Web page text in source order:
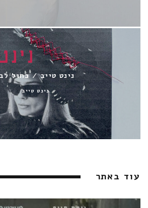
נינט טייב / כחול
נינט טייב
עוד באתר